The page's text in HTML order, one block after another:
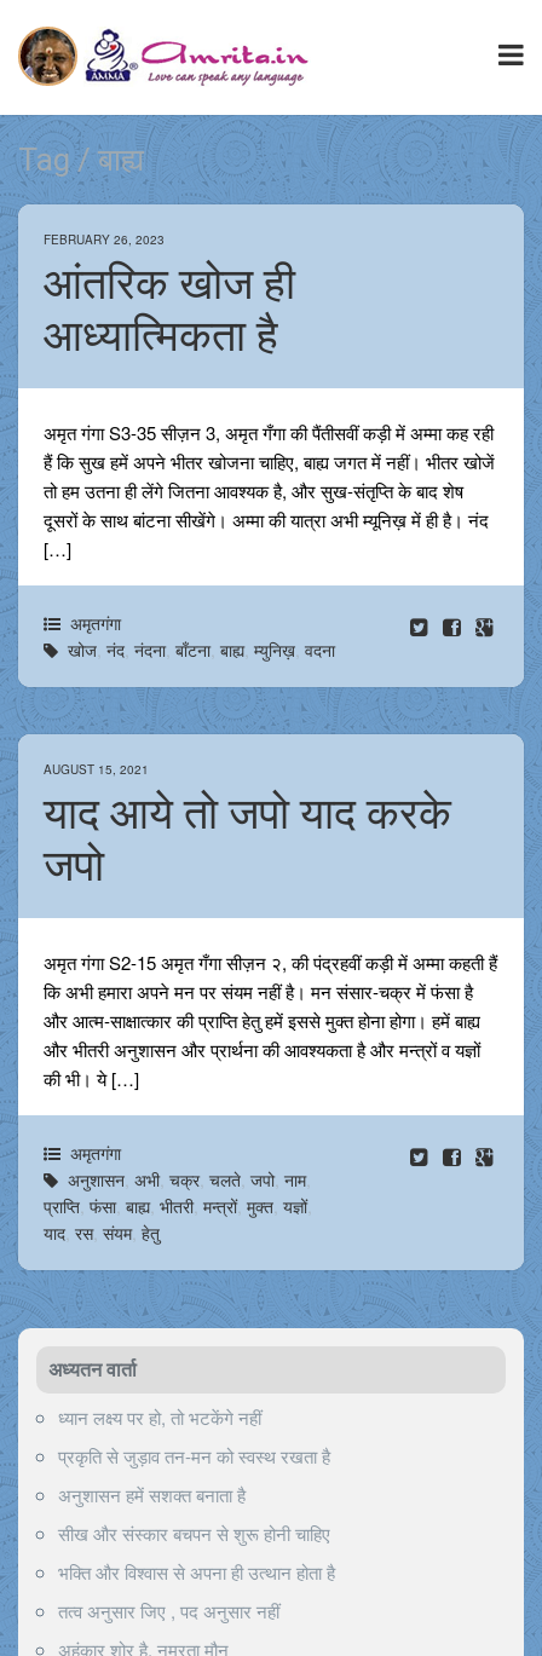
Tag / बाह्य
FEBRUARY 26, 2023
आंतरिक खोज ही
आध्यात्मिकता है
अमृत गंगा S3-35 सीज़न 3, अमृत गँगा की पैंतीसवीं कड़ी में अम्मा कह रही
हैं कि सुख हमें अपने भीतर खोजना चाहिए, बाह्य जगत में नहीं। भीतर खोजें
तो हम उतना ही लेंगे जितना आवश्यक है, और सुख-संतृप्ति के बाद शेष
दूसरों के साथ बांटना सीखेंगे। अम्मा की यात्रा अभी म्यूनिख़ में ही है। नंद
[…]
अमृतगंगा
खोज, नंद, नंदना, बाँटना, बाह्य, म्युनिख़, वदना
AUGUST 15, 2021
याद आये तो जपो याद करके
जपो
अमृत गंगा S2-15 अमृत गँगा सीज़न २, की पंद्रहवीं कड़ी में अम्मा कहती हैं
कि अभी हमारा अपने मन पर संयम नहीं है। मन संसार-चक्र में फंसा है
और आत्म-साक्षात्कार की प्राप्ति हेतु हमें इससे मुक्त होना होगा। हमें बाह्य
और भीतरी अनुशासन और प्रार्थना की आवश्यकता है और मन्त्रों व यज्ञों
की भी। ये […]
अमृतगंगा
अनुशासन, अभी, चक्र, चलते, जपो, नाम,
प्राप्ति, फंसा, बाह्य, भीतरी, मन्त्रों, मुक्त, यज्ञों,
याद, रस, संयम, हेतु
अध्यतन वार्ता
ध्यान लक्ष्य पर हो, तो भटकेंगे नहीं
प्रकृति से जुड़ाव तन-मन को स्वस्थ रखता है
अनुशासन हमें सशक्त बनाता है
सीख और संस्कार बचपन से शुरू होनी चाहिए
भक्ति और विश्वास से अपना ही उत्थान होता है
तत्व अनुसार जिए , पद अनुसार नहीं
अहंकार शोर है, नम्रता मौन